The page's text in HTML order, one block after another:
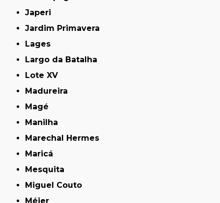
Japeri
Jardim Primavera
Lages
Largo da Batalha
Lote XV
Madureira
Magé
Manilha
Marechal Hermes
Maricá
Mesquita
Miguel Couto
Méier